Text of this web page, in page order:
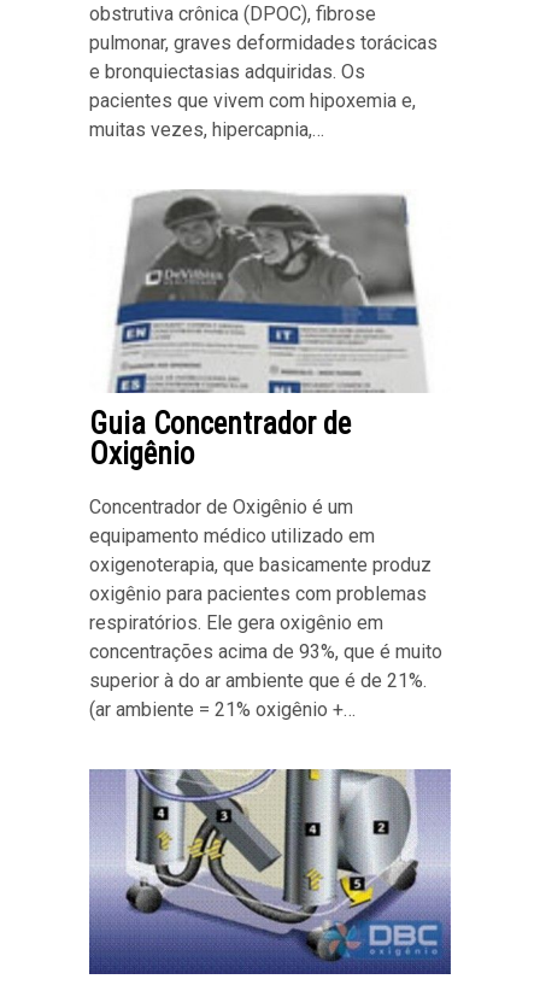
obstrutiva crônica (DPOC), fibrose
pulmonar, graves deformidades torácicas
e bronquiectasias adquiridas. Os
pacientes que vivem com hipoxemia e,
muitas vezes, hipercapnia,…
Guia Concentrador de
Oxigênio
Concentrador de Oxigênio é um
equipamento médico utilizado em
oxigenoterapia, que basicamente produz
oxigênio para pacientes com problemas
respiratórios. Ele gera oxigênio em
concentrações acima de 93%, que é muito
superior à do ar ambiente que é de 21%.
(ar ambiente = 21% oxigênio +…